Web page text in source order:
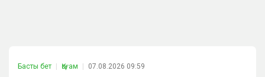
Басты бет Қоғам 07.08.2026 09:59